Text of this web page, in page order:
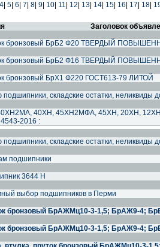
4 5 6 7 8 9 10 11 12 13 14 15 16 17 18
Заголовок
бронзовый БрБ2 Ф20 ТВЕРДЫЙ
бронзовый БрБ2 Ф16 ТВЕРДЫЙ
бронзовый БрХ1 Ф220 ГОСТ613-79 ЛИТОЙ
подшипники, складские остатки, неликвиды
40ХН, 45ХН2МФА, 45ХН, 20ХН,
2016 :
подшипники, складские остатки, неликвиды
подшипники
3644 Н
выбор подшипников в Перми
бронзовый БрАЖМц10-3-1,5; БрАЖ9-4;
бронзовый БрАЖМц10-3-1,5; БрАЖ9-4;